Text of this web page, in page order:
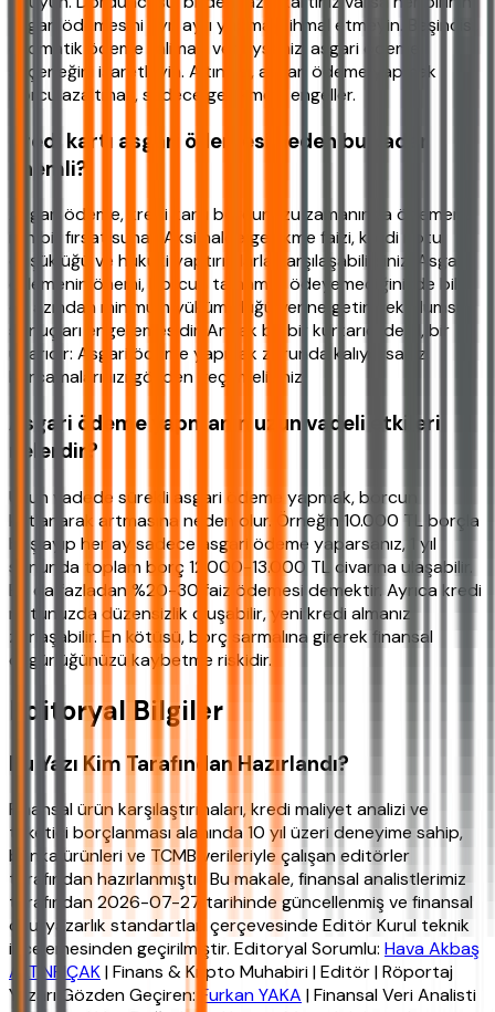
asgari ödemesini ayrı ayrı yapmayı ihmal etmeyin. Beşincisi,
otomatik ödeme talimatı verdiyseniz, asgari ödeme
seçeneğini işaretleyin. Altıncısı, asgari ödeme yapmak
borcu azaltmaz, sadece gecikmeyi engeller.
Kredi kartı asgari ödemesi neden bu kadar
önemli?
Asgari ödeme, kredi kartı borcunuzu zamanında ödemeniz
için bir fırsat sunar. Aksi halde gecikme faizi, kredi notu
düşüklüğü ve hukuki yaptırımlarla karşılaşabilirsiniz. Asgari
ödemenin önemi, borcun tamamını ödeyemediğinizde bile
en azından minimum yükümlülüğü yerine getirerek olumsuz
sonuçları engellemesidir. Ancak bu bir kurtarıcı değil, bir
uyarıdır: Asgari ödeme yapmak zorunda kalıyorsanız,
harcamalarınızı gözden geçirmelisiniz.
Asgari ödeme yapmanın uzun vadeli etkileri
nelerdir?
Uzun vadede sürekli asgari ödeme yapmak, borcun
katlanarak artmasına neden olur. Örneğin 10.000 TL borçla
başlayıp her ay sadece asgari ödeme yaparsanız, 1 yıl
sonunda toplam borç 12.000-13.000 TL civarına ulaşabilir.
Bu da fazladan %20-30 faiz ödemesi demektir. Ayrıca kredi
notunuzda düzensizlik oluşabilir, yeni kredi almanız
zorlaşabilir. En kötüsü, borç sarmalına girerek finansal
özgürlüğünüzü kaybetme riskidir.
Editoryal Bilgiler
Bu Yazı Kim Tarafından Hazırlandı?
Finansal ürün karşılaştırmaları, kredi maliyet analizi ve
tüketici borçlanması alanında 10 yıl üzeri deneyime sahip,
banka ürünleri ve TCMB verileriyle çalışan editörler
tarafından hazırlanmıştır. Bu makale, finansal analistlerimiz
tarafından 2026-07-27 tarihinde güncellenmiş ve finansal
okuryazarlık standartları çerçevesinde Editör Kurul teknik
incelemesinden geçirilmiştir. Editoryal Sorumlu: Hava Akbaş
ALTINPIÇAK| Finans & Kripto Muhabiri | Editör | Röportaj
Yazarı Gözden Geçiren: Furkan YAKA | Finansal Veri Analisti